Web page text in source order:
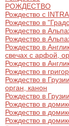
РОЖДЕСТВО
Рождество c
Рождество в
Рождество в
Рождество в
Рождество в
свечах с арфой,
Рождество в
Рождество в
Рождество в
орган, канон
Рождество в
Рождество в
Рождество в
Рождество в